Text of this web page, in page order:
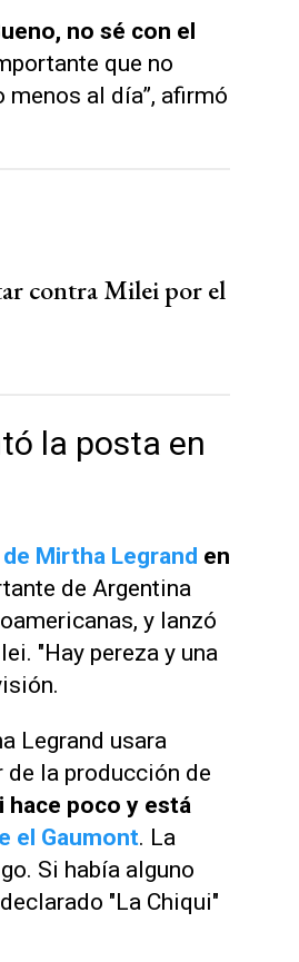
no sé con el
que no
al día”, afirmó
contra Milei por el
la posta en
Mirtha Legrand en
de Argentina
y lanzó
"Hay pereza y una
Legrand usara
de la producción de
hace poco y está
el Gaumont. La
Si había alguno
"La Chiqui"